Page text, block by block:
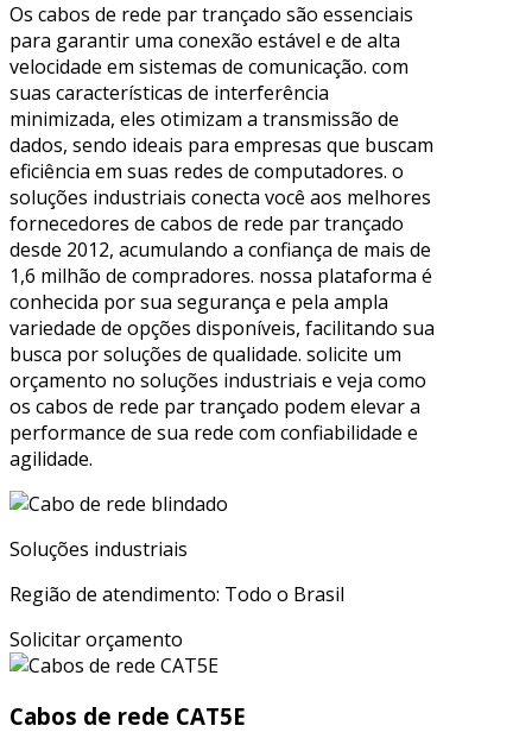
Os cabos de rede par trançado são essenciais
para garantir uma conexão estável e de alta
velocidade em sistemas de comunicação. com
suas características de interferência
minimizada, eles otimizam a transmissão de
dados, sendo ideais para empresas que buscam
eficiência em suas redes de computadores. o
soluções industriais conecta você aos melhores
fornecedores de cabos de rede par trançado
desde 2012, acumulando a confiança de mais de
1,6 milhão de compradores. nossa plataforma é
conhecida por sua segurança e pela ampla
variedade de opções disponíveis, facilitando sua
busca por soluções de qualidade. solicite um
orçamento no soluções industriais e veja como
os cabos de rede par trançado podem elevar a
performance de sua rede com confiabilidade e
agilidade.
Soluções industriais
Região de atendimento: Todo o Brasil
Solicitar orçamento
Cabos de rede CAT5E